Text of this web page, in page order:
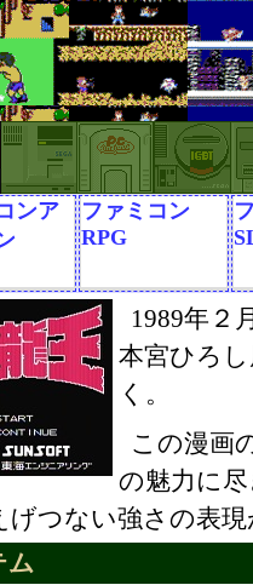
ンア
ファミコン
RPG
1989年２
本宮ひろ
く。
この漫画
の魅力に
げつない強さの表現
ム